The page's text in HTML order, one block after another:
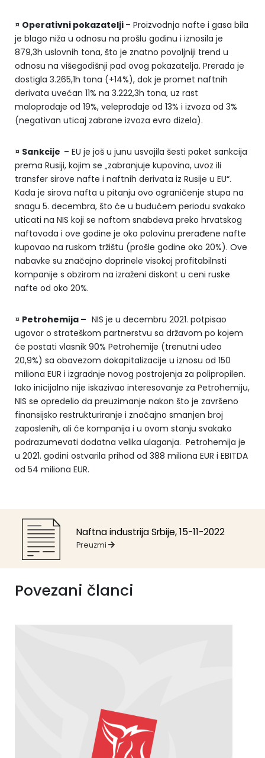
¤ Operativni pokazatelji – Proizvodnja nafte i gasa bila
je blago niža u odnosu na prošlu godinu i iznosila je
879,3h uslovnih tona, što je znatno povoljniji trend u
odnosu na višegodišnji pad ovog pokazatelja. Prerada je
dostigla 3.265,1h tona (+14%), dok je promet naftnih
derivata uvećan 11% na 3.222,3h tona, uz rast
maloprodaje od 19%, veleprodaje od 13% i izvoza od 3%
(negativan uticaj zabrane izvoza evro dizela).
¤ Sankcije – EU je još u junu usvojila šesti paket sankcija
prema Rusiji, kojim se „zabranjuje kupovina, uvoz ili
transfer sirove nafte i naftnih derivata iz Rusije u EU“.
Kada je sirova nafta u pitanju ovo ograničenje stupa na
snagu 5. decembra, što će u budućem periodu svakako
uticati na NIS koji se naftom snabdeva preko hrvatskog
naftovoda i ove godine je oko polovinu prerađene nafte
kupovao na ruskom tržištu (prošle godine oko 20%). Ove
nabavke su značajno doprinele visokoj profitabilnsti
kompanije s obzirom na izraženi diskont u ceni ruske
nafte od oko 20%.
¤ Petrohemija – NIS je u decembru 2021. potpisao
ugovor o strateškom partnerstvu sa državom po kojem
će postati vlasnik 90% Petrohemije (trenutni udeo
20,9%) sa obavezom dokapitalizacije u iznosu od 150
miliona EUR i izgradnje novog postrojenja za polipropilen.
Iako inicijalno nije iskazivao interesovanje za Petrohemiju,
NIS se opredelio da preuzimanje nakon što je završeno
finansijsko restrukturiranje i značajno smanjen broj
zaposlenih, ali će kompanija i u ovom stanju svakako
podrazumevati dodatna velika ulaganja. Petrohemija je
u 2021. godini ostvarila prihod od 388 miliona EUR i EBITDA
od 54 miliona EUR.
Naftna industrija Srbije, 15-11-2022
Preuzmi
Povezani članci